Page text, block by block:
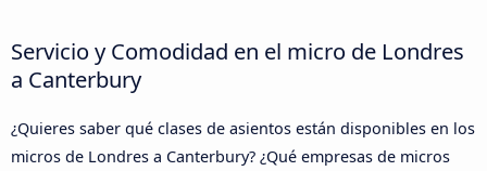
Servicio y Comodidad en el micro de Londres
a Canterbury
¿Quieres saber qué clases de asientos están disponibles en los
micros de Londres a Canterbury? ¿Qué empresas de micros